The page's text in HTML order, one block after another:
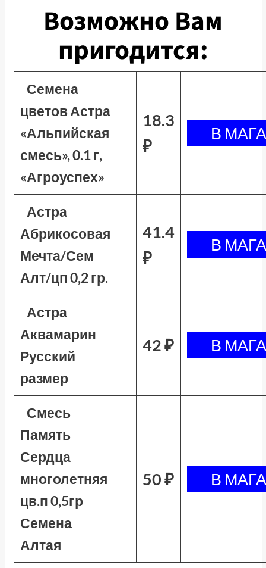
Возможно Вам
пригодится:
Семена
цветов Астра
«Альпийская
смесь», 0.1 г,
«Агроуспех»
18.3
₽
Астра
Абрикосовая
Мечта/Сем
Алт/цп 0,2 гр.
41.4
₽
Астра
Аквамарин
Русский
размер
42 ₽
Смесь
Память
Сердца
многолетняя
цв.п 0,5гр
Семена
Алтая
50 ₽